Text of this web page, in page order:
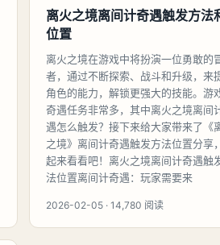
离火之境离间计奇遇触发方法
位置
离火之境在游戏中将扮演一位勇敢的
者，通过不断探索、战斗和升级，来
角色的能力，解锁更强大的技能。游
奇遇任务非常多，其中离火之境离间
遇怎么触发？接下来给大家带来了《
之境》离间计奇遇触发方法位置分享
起来看看吧！离火之境离间计奇遇触
法位置离间计奇遇：玩家需要来
2026-02-05 · 14,780 阅读